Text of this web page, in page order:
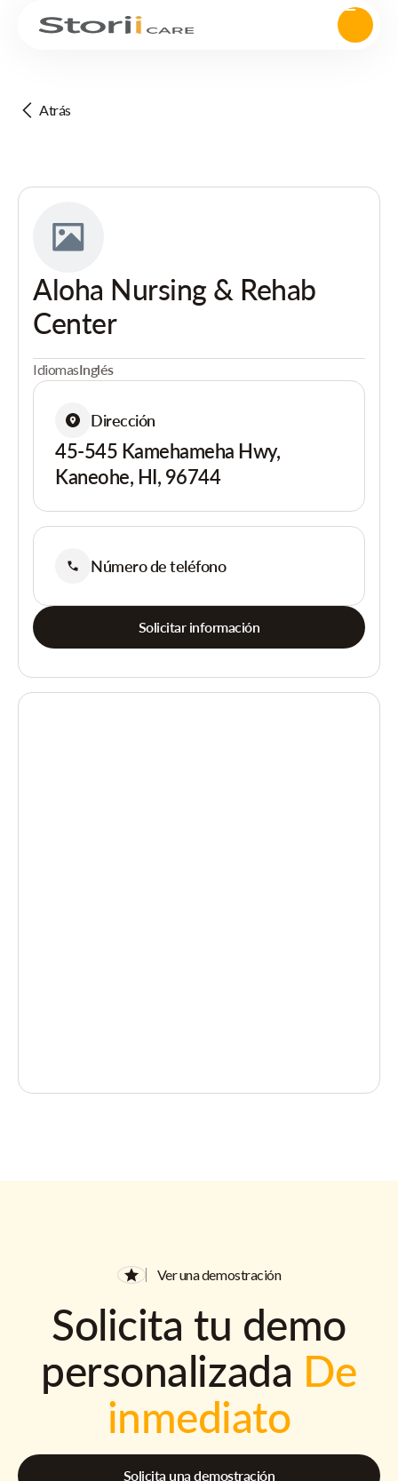
Atrás
Aloha Nursing & Rehab
Center
IdiomasInglés
Dirección
45-545 Kamehameha Hwy,
Kaneohe, HI, 96744
Número de teléfono
Solicitar información
Ver una demostración
Solicita tu demo
personalizada De
inmediato
Solicita una demostración